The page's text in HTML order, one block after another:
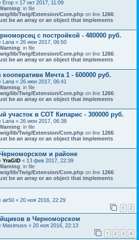
Егор « 17 окт 2017, 11:09
: in file
lib/Twig/Extension/Core.php on line 1266:
be an array or an object that implements
с постройкой - 480000 руб.
Lana « 26 июн 2017, 06:50
: in file
lib/Twig/Extension/Core.php on line 1266:
be an array or an object that implements
Мечта 1 - 600000 руб.
Lana « 26 июн 2017, 06:41
: in file
lib/Twig/Extension/Core.php on line 1266:
be an array or an object that implements
участок в СОТ Кипарис - 300000 руб.
Lana « 26 июн 2017, 06:38
: in file
lib/Twig/Extension/Core.php on line 1266:
be an array or an object that implements
и районе
YraGID « 13 фев 2017, 22:39
: in file
lib/Twig/Extension/Core.php on line 1266:
be an array or an object that implements
air50 « 20 ноя 2016, 22:29
1 2
в Черноморском
Maximuss « 20 ноя 2016, 22:13
1 2 3 4